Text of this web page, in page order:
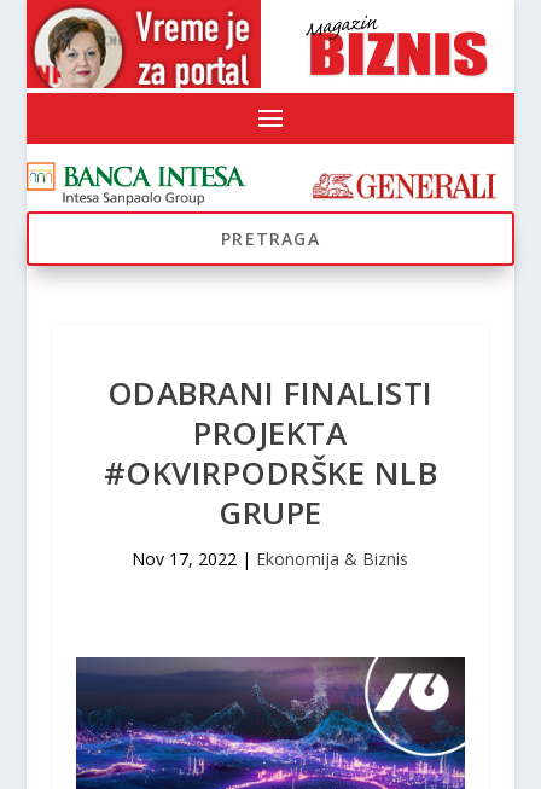
ODABRANI FINALISTI
PROJEKTA
#OKVIRPODRŠKE NLB
GRUPE
Nov 17, 2022 | Ekonomija & Biznis